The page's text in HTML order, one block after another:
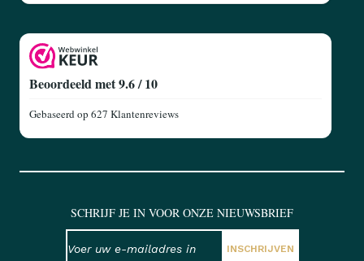
Beoordeeld met 9.6 / 10
Gebaseerd op 627 Klantenreviews
SCHRIJF JE IN VOOR ONZE NIEUWSBRIEF
INSCHRIJVEN